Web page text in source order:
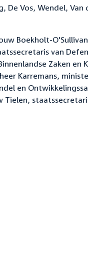
De Vos, Wendel, Van
Boekholt-
van
Zaken en
Karremans,
en